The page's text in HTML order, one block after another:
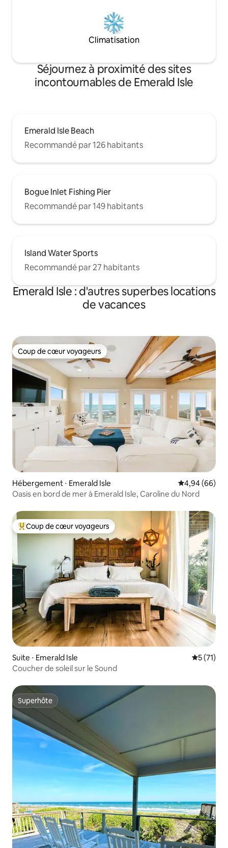
Climatisation
Séjournez à proximité des sites
incontournables de Emerald Isle
Emerald Isle Beach
Recommandé par 126 habitants
Bogue Inlet Fishing Pier
Recommandé par 149 habitants
Island Water Sports
Recommandé par 27 habitants
Emerald Isle : d'autres superbes locations
de vacances
Coup de cœur voyageurs
Coup de cœur voyageurs
Hébergement ⋅ Emerald Isle Évaluation
4,94 (66)
Oasis en bord de mer à Emerald Isle, Caroline du Nord
Coups de cœur voyageurs les plus appréciés
Coup de cœur voyageurs
Suite ⋅ Emerald Isle
5 (71)
Coucher de soleil sur le Sound
Superhôte
Superhôte